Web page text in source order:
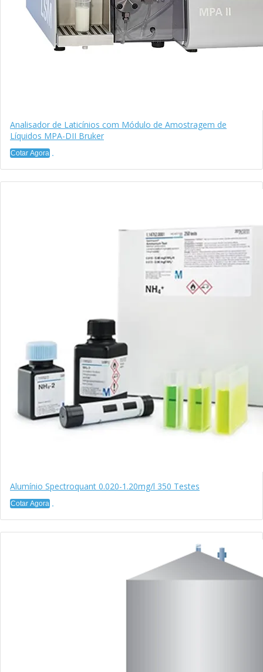
Analisador de Laticínios com Módulo de Amostragem de
Líquidos MPA-DII Bruker
Cotar Agora
Alumínio Spectroquant 0.020-1.20mg/l 350 Testes
Cotar Agora